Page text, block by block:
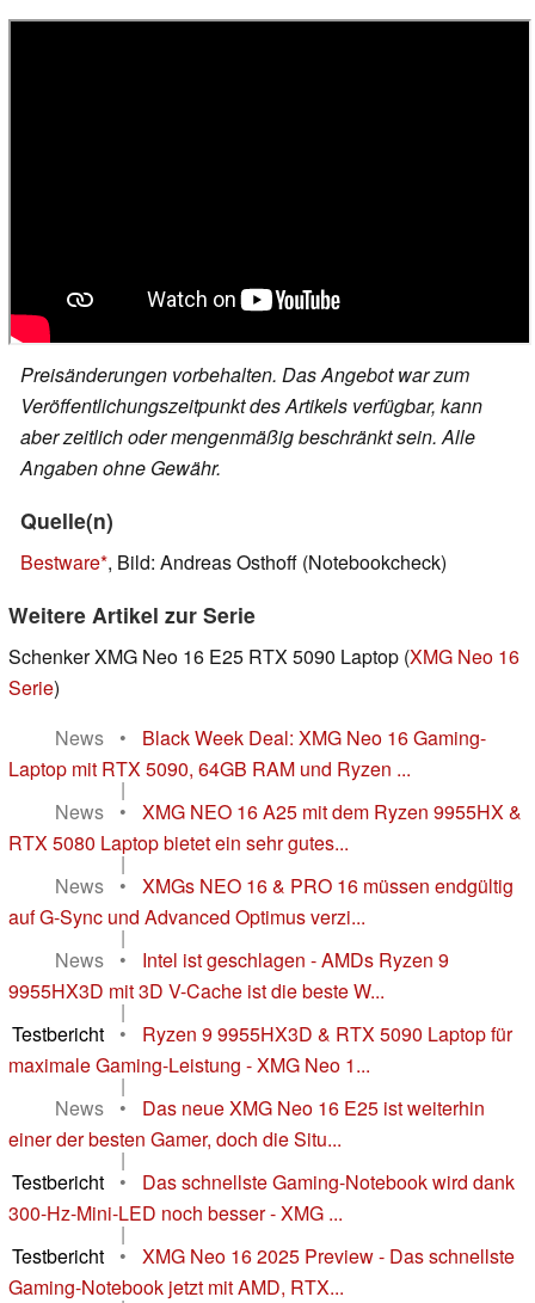
Preisänderungen vorbehalten. Das Angebot war zum
Veröffentlichungszeitpunkt des Artikels verfügbar, kann
aber zeitlich oder mengenmäßig beschränkt sein. Alle
Angaben ohne Gewähr.
Quelle(n)
Bestware , Bild: Andreas Osthoff (Notebookcheck)
Weitere Artikel zur Serie
Schenker XMG Neo 16 E25 RTX 5090 Laptop (XMG Neo 16
Serie)
News
•
Black Week Deal: XMG Neo 16 Gaming-
Laptop mit RTX 5090, 64GB RAM und Ryzen ...
|
News
•
XMG NEO 16 A25 mit dem Ryzen 9955HX &
RTX 5080 Laptop bietet ein sehr gutes...
|
News
•
XMGs NEO 16 & PRO 16 müssen endgültig
auf G-Sync und Advanced Optimus verzi...
|
News
•
Intel ist geschlagen - AMDs Ryzen 9
9955HX3D mit 3D V-Cache ist die beste W...
|
Testbericht
•
Ryzen 9 9955HX3D & RTX 5090 Laptop für
maximale Gaming-Leistung - XMG Neo 1...
|
News
•
Das neue XMG Neo 16 E25 ist weiterhin
einer der besten Gamer, doch die Situ...
|
Testbericht
•
Das schnellste Gaming-Notebook wird dank
300-Hz-Mini-LED noch besser - XMG ...
|
Testbericht
•
XMG Neo 16 2025 Preview - Das schnellste
Gaming-Notebook jetzt mit AMD, RTX...